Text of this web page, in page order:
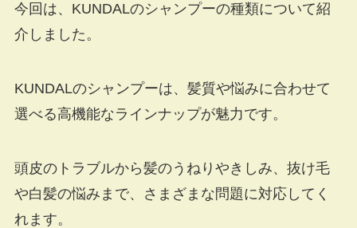
今回は、KUNDALのシャンプーの種類について紹
介しました。
KUNDALのシャンプーは、髪質や悩みに合わせて
選べる高機能なラインナップが魅力です。
頭皮のトラブルから髪のうねりやきしみ、抜け毛
や白髪の悩みまで、さまざまな問題に対応してく
れます。